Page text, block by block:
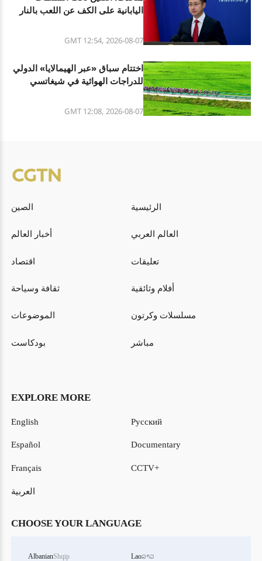
اليابانية على الكف عن اللعب بالنار
GMT 12:54, 2026-08-07
اختتام سباق «عبر الهيمالايا» الدولي
للدراجات الهوائية في شيغاتسي
GMT 12:08, 2026-08-07
الصين الرئيسية
أخبار العالم العالم العربي
اقتصاد تعليقات
ثقافة وسياحة أفلام وثائقية
الموضوعات مسلسلات وكرتون
بودكاست مباشر
EXPLORE MORE
English
Español
Français
العربية
Русский
Documentary
CCTV+
CHOOSE YOUR LANGUAGE
AlbanianShqip Laoລາວ